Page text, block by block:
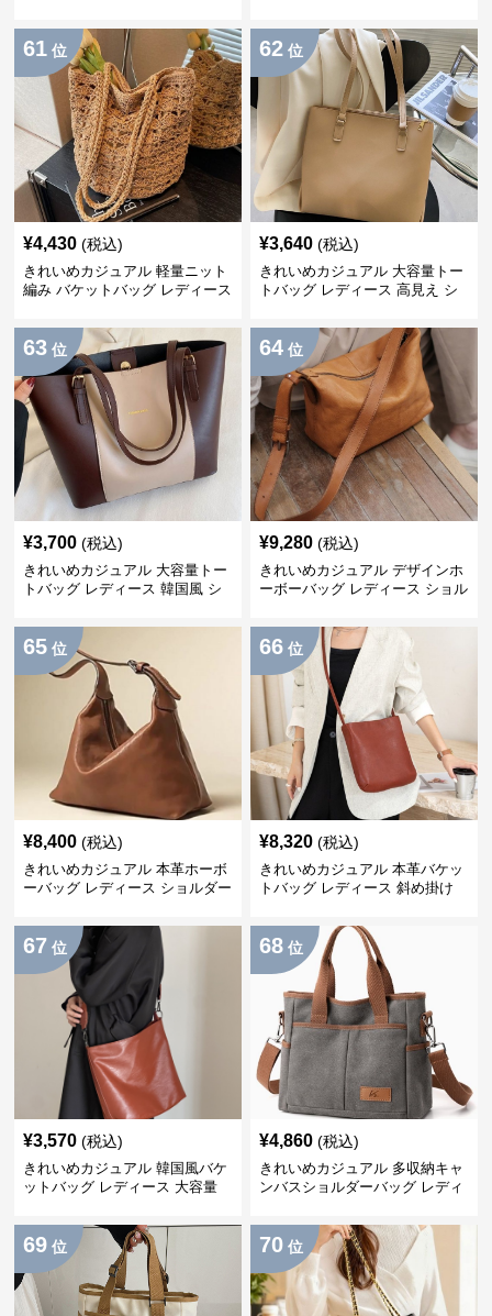
肩掛け リゾート風 おしゃれ
量 斜めがけ 2WAY ナチュラル
61 位
¥4,430 (税込)
きれいめカジュアル 軽量ニット
編み バケットバッグ レディース
ジュアル おしゃれ
62 位
¥3,640 (税込)
きれいめカジュアル 大容量トー
トバッグ レディース 高見え シ
チャーム付き シンプル おしゃれ
63 位
¥3,700 (税込)
きれいめカジュアル 大容量トー
トバッグ レディース 韓国風 シ
学 おしゃれ
64 位
¥9,280 (税込)
きれいめカジュアル デザインホ
ーボーバッグ レディース ショル
勤バッグ 本革 おしゃれ
65 位
¥8,400 (税込)
きれいめカジュアル 本革ホーボ
ーバッグ レディース ショルダー
タンニン革 上品 おしゃれ
66 位
¥8,320 (税込)
きれいめカジュアル 本革バケッ
トバッグ レディース 斜め掛け
ッグ 上品 おしゃれ
67 位
¥3,570 (税込)
きれいめカジュアル 韓国風バケ
ットバッグ レディース 大容量
68 位
¥4,860 (税込)
きれいめカジュアル 多収納キャ
ンバスショルダーバッグ レディ
韓国風 カジュアルバッグ
69 位 70 位